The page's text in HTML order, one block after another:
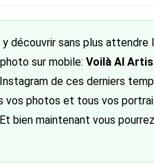
découvrir sans plus
sur mobile:Voilà AI
de ces derniers
photos et tous vos
bien maintenant vous